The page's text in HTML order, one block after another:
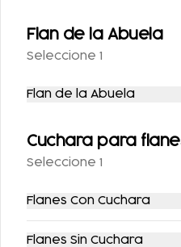
JUGO VERDE
$53.00
Flan de la Abuela
Seleccione 1
Flan de la Abuela
Cuchara para
Seleccione 1
Flanes Con Cuchara
Flanes Sin Cuchara